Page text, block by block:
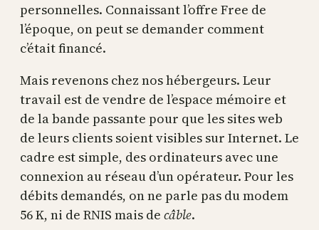
personnelles. Connaissant l’offre Free de
l’époque, on peut se demander comment
c’était financé.
Mais revenons chez nos hébergeurs. Leur
travail est de vendre de l’espace mémoire et
de la bande passante pour que les sites web
de leurs clients soient visibles sur Internet. Le
cadre est simple, des ordinateurs avec une
connexion au réseau d’un opérateur. Pour les
débits demandés, on ne parle pas du modem
56 K, ni de RNIS mais de câble.